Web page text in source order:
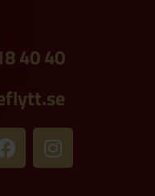
40 40